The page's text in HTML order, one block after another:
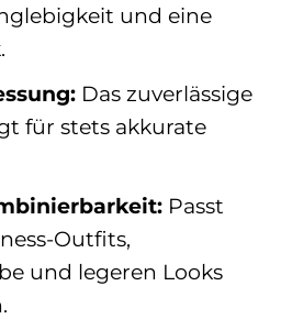
und eine
Das zuverlässige
für stets akkurate
Passt
Outfits,
und legeren Looks